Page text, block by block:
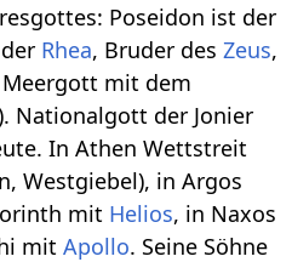
Poseidon ist der
Rhea, Bruder desZeus,
mit dem
Nationalgott der Jonier
In Athen Wettstreit
Westgiebel), in Argos
mit Helios, in Naxos
mitApollo. Seine Söhne